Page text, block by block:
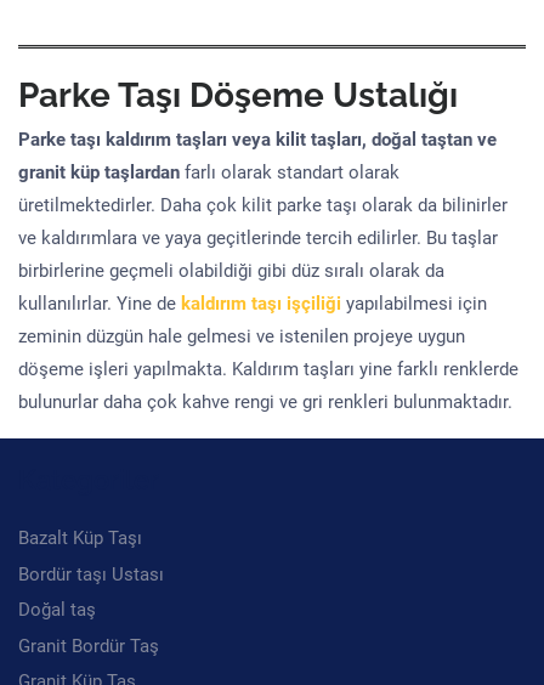
Parke Taşı Döşeme Ustalığı
Parke taşı kaldırım taşları veya kilit taşları, doğal taştan ve
granit küp taşlardan farlı olarak standart olarak
üretilmektedirler. Daha çok kilit parke taşı olarak da bilinirler
ve kaldırımlara ve yaya geçitlerinde tercih edilirler. Bu taşlar
birbirlerine geçmeli olabildiği gibi düz sıralı olarak da
kullanılırlar. Yine de kaldırım taşı işçiliği yapılabilmesi için
zeminin düzgün hale gelmesi ve istenilen projeye uygun
döşeme işleri yapılmakta. Kaldırım taşları yine farklı renklerde
bulunurlar daha çok kahve rengi ve gri renkleri bulunmaktadır.
Bazalt Küp Taşı
Bordür taşı Ustası
Doğal taş
Granit Bordür Taş